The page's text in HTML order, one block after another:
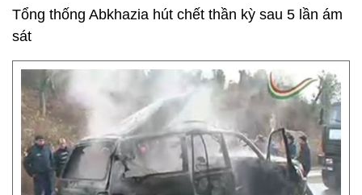
Tổng thống Abkhazia hút chết thần kỳ sau 5 lần ám
sát